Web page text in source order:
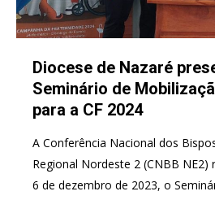
Diocese de Nazaré
Seminário de
para a CF 2024
A Conferência Nacional dos
Regional Nordeste 2 (CNBB NE2)
6 de dezembro de 2023, o